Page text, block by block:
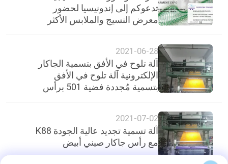
تدعوكم إلى إندونيسيا لحضور
معرض النسيج والملابس الأكثر
2021-06-28
آلة تلوح في الأفق بتسمية الجاكار
الإلكترونية آلة تلوح في الأفق
بتسمية مُجددة فضية 501 برأس
2021-07-02
آلة تسمية تجديد عالية الجودة K88
مع رأس جاكار صيني أبيض